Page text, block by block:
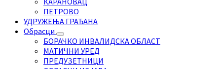
ПЕТРОВО
УДРУЖЕЊА ГРАЂАНА
Обрасци
БОРАЧКО ИНВАЛИДСКА ОБЛАСТ
МАТИЧНИ УРЕД
ПРЕДУЗЕТНИЦИ